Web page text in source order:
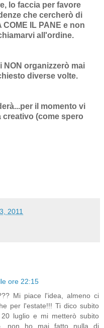
lo faccia per favore
che cercherò di
IL PANE e non
all'ordine.
NON organizzerò mai
diverse volte.
il momento vi
(come spero
2011
ore 22:15
Mi piace l'idea, almeno ci
per l'estate!!! Ti dico subito
luglio e mi metterò subito
non ho mai fatto nulla di